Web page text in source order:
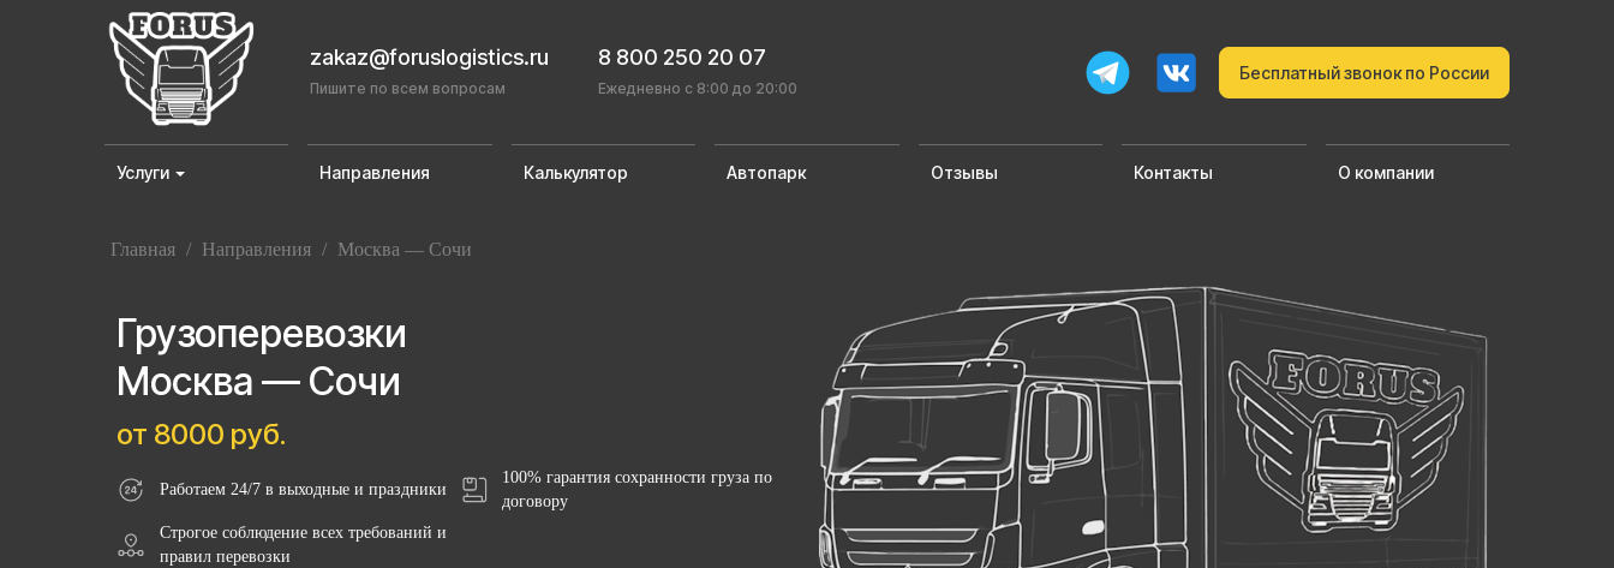
zakaz@foruslogistics.ru
Пишите по всем вопросам
8 800 250 20 07
Ежедневно с 8:00 до 20:00
Бесплатный звонок по России
Услуги Направления Калькулятор Автопарк Отзывы Контакты О компании
Главная / Направления / Москва — Сочи
Грузоперевозки
Москва — Сочи
от 8000 руб.
Работаем 24/7 в выходные и праздники
100% гарантия сохранности груза по
договору
Строгое соблюдение всех требований и
правил перевозки